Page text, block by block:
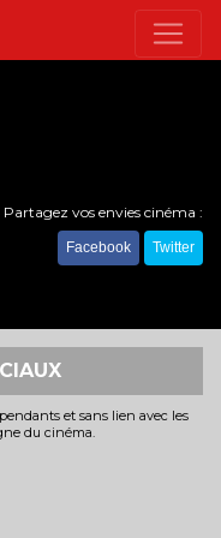
Partagez vos envies cinéma :
Facebook Twitter
et sans lien avec les
du cinéma.